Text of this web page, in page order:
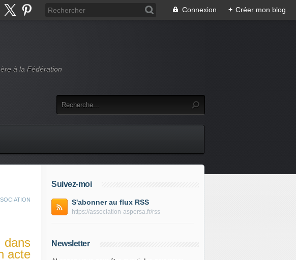
Connexion + Créer mon blog
à la Fédération
dans
acte
Suivez-moi
S'abonner au flux RSS
https://association-aspersa.fr/rss
Newsletter